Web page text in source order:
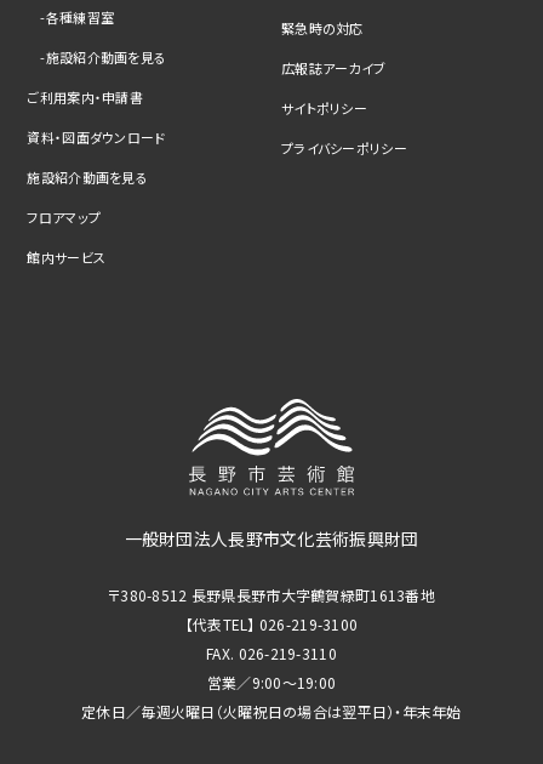
各種練習室
施設紹介動画を見る
ご利用案内・申請書
資料・図面ダウンロード
施設紹介動画を見る
フロアマップ
館内サービス
緊急時の対応
広報誌アーカイブ
サイトポリシー
プライバシーポリシー
一般財団法人長野市文化芸術振興財団
〒380-8512 長野県長野市大字鶴賀緑町1613番地
【代表TEL】 026-219-3100
FAX. 026-219-3110
営業／9:00～19:00
定休日／毎週火曜日（火曜祝日の場合は翌平日）・年末年始